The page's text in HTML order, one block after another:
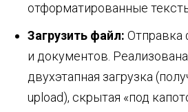
отформатированные
Загрузить файл: Отправка
и документов.
двухэтапная загрузка
upload), скрытая «под